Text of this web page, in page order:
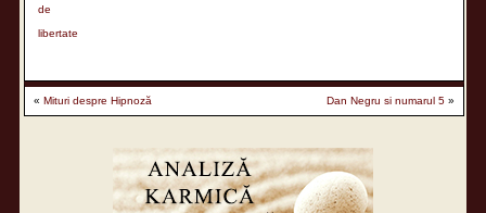
«Mituri despre Hipnoză Dan Negru si numarul 5»